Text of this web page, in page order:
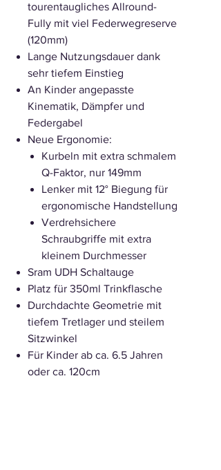
tourentaugliches Allround-
Fully mit viel Federwegreserve
(120mm)
Lange Nutzungsdauer dank
sehr tiefem Einstieg
An Kinder angepasste
Kinematik, Dämpfer und
Federgabel
Neue Ergonomie:
Kurbeln mit extra schmalem
Q-Faktor, nur 149mm
Lenker mit 12° Biegung für
ergonomische Handstellung
Verdrehsichere
Schraubgriffe mit extra
kleinem Durchmesser
Sram UDH Schaltauge
Platz für 350ml Trinkflasche
Durchdachte Geometrie mit
tiefem Tretlager und steilem
Sitzwinkel
Für Kinder ab ca. 6.5 Jahren
oder ca. 120cm